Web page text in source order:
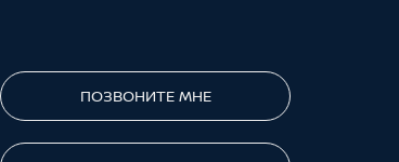
ПОЗВОНИТЕ МНЕ